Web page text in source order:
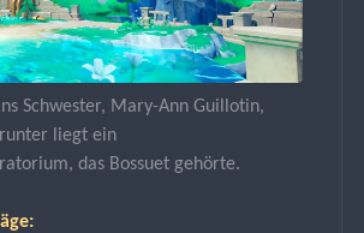
Schwester, Mary-Ann Guillotin,
liegt ein
das Bossuet gehörte.